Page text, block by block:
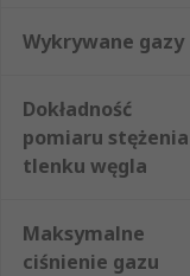
Wykrywane gazy
Dokładność
pomiaru stężenia
tlenku węgla
Maksymalne
ciśnienie gazu